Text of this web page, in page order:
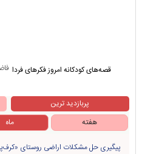
قصه‌های کودکانه امروز فکرهای فردا
پربازدید ترین
هفته
ماه
پیگیری حل مشکلات اراضی روستای